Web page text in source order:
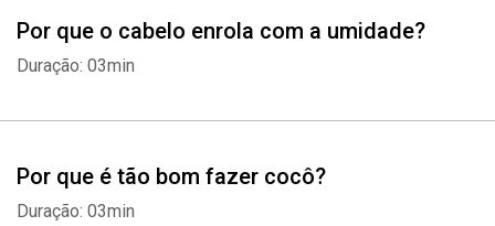
Por que o cabelo enrola com a umidade?
Duração: 03min
Por que é tão bom fazer cocô?
Duração: 03min